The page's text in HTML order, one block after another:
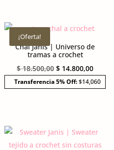
¡Oferta!
Chal Janis | Universo de
tramas a crochet
$18.500,00 El
precio
$ 14.800,00El
precio
Transferencia 5% Off:$14,060